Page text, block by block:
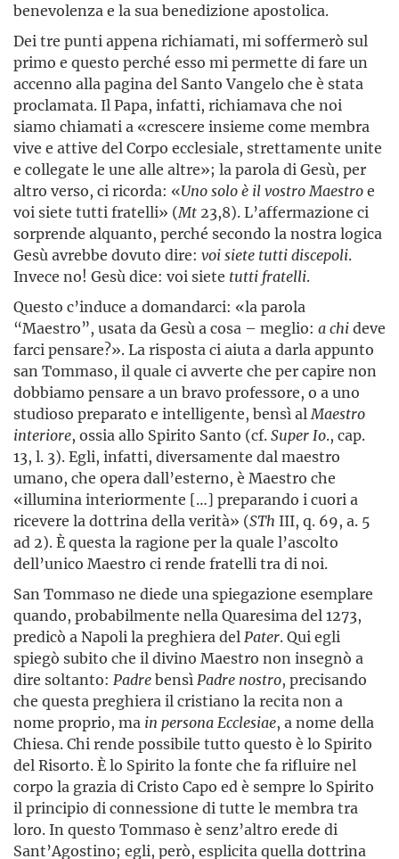
benevolenza e la sua benedizione apostolica.
Dei tre punti appena richiamati, mi soffermerò sul
primo e questo perché esso mi permette di fare un
accenno alla pagina del Santo Vangelo che è stata
proclamata. Il Papa, infatti, richiamava che noi
siamo chiamati a «crescere insieme come membra
vive e attive del Corpo ecclesiale, strettamente unite
e collegate le une alle altre»; la parola di Gesù, per
altro verso, ci ricorda: «Uno solo è il vostro Maestroe
voi siete tutti fratelli» (Mt 23,8). L’affermazione ci
sorprende alquanto, perché secondo la nostra logica
Gesù avrebbe dovuto dire: voi siete tutti discepoli.
Invece no! Gesù dice: voi siete tutti fratelli.
Questo c’induce a domandarci: «la parola
“Maestro”, usata da Gesù a cosa – meglio: a chideve
farci pensare?». La risposta ci aiuta a darla appunto
san Tommaso, il quale ci avverte che per capire non
dobbiamo pensare a un bravo professore, o a uno
studioso preparato e intelligente, bensì al Maestro
interiore, ossia allo Spirito Santo (cf.Super Io., cap.
13, l. 3). Egli, infatti, diversamente dal maestro
umano, che opera dall’esterno, è Maestro che
«illumina interiormente […] preparando i cuori a
ricevere la dottrina della verità» (STh III, q. 69, a. 5
ad 2). È questa la ragione per la quale l’ascolto
dell’unico Maestro ci rende fratelli tra di noi.
San Tommaso ne diede una spiegazione esemplare
quando, probabilmente nella Quaresima del 1273,
predicò a Napoli la preghiera del Pater. Qui egli
spiegò subito che il divino Maestro non insegnò a
dire soltanto: Padrebensì Padre nostro, precisando
che questa preghiera il cristiano la recita non a
nome proprio, ma in persona Ecclesiae, a nome della
Chiesa. Chi rende possibile tutto questo è lo Spirito
del Risorto. È lo Spirito la fonte che fa rifluire nel
corpo la grazia di Cristo Capo ed è sempre lo Spirito
il principio di connessione di tutte le membra tra
loro. In questo Tommaso è senz’altro erede di
Sant’Agostino; egli, però, esplicita quella dottrina